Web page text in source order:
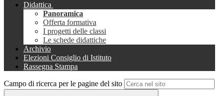
Didattica
Panoramica
Offerta formativa
I progetti delle classi
Le schede didattiche
Archivio
Elezioni Consiglio di Istituto
Rassegna Stampa
Campo di ricerca per le pagine del sito